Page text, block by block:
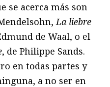
se acerca más son
La liebre
de Waal, o el
, de Philippe Sands.
en todas partes y
a no ser en